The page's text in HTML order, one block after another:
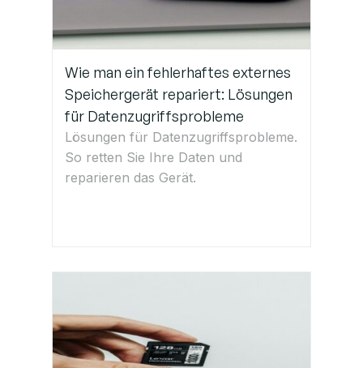
Wie man ein fehlerhaftes externes
Speichergerät repariert: Lösungen
für Datenzugriffsprobleme
Lösungen für Datenzugriffsprobleme.
So retten Sie Ihre Daten und
reparieren das Gerät.